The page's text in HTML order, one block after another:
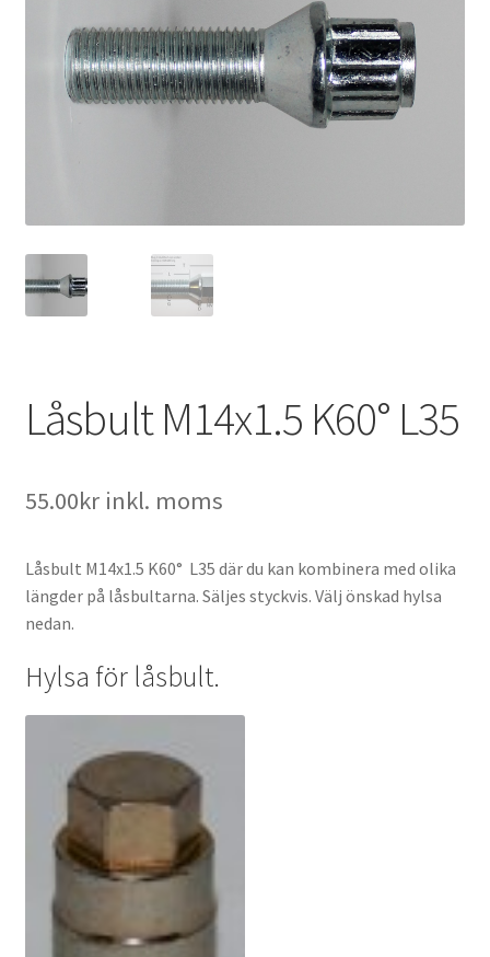
Kontakt / Info
Hjälp/FAQ
Låsbult M14x1.5 K60° L35
55.00krinkl. moms
Låsbult M14x1.5 K60° L35 där du kan kombinera med olika
längder på låsbultarna. Säljes styckvis. Välj önskad hylsa
nedan.
Hylsa för låsbult.